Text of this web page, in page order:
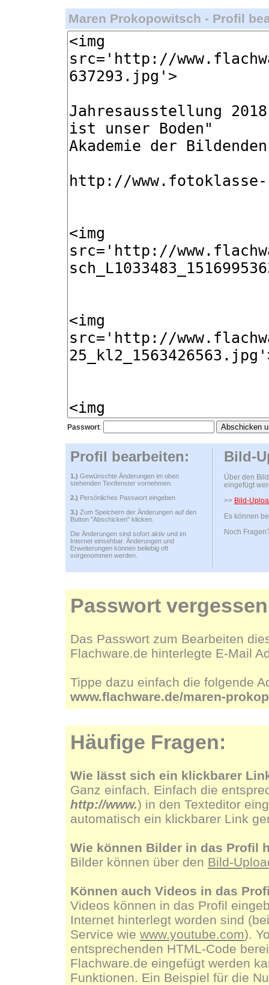
Maren Prokopowitsch - Profil
Passwort:
Profil bearbeiten:
1.) Gewünschte Änderungen im oben
stehenden Textfenster vornehmen.
2.) Persönliches Passwort eingeben
3.) Zum Speichern der Änderungen auf den
Button "Abschicken" klicken.
Die Änderungen sind sofort aktiv und im
Internet einsehbar. Änderungen und
Erweiterungen können beliebig oft
vorgenommen werden.
Bild-
Über den
eingefügt
>> Bild-
Es können
Noch
Passwort
Das Passwort zum Bearbeiten
Flachware.de hinterlegte E-Mail
Tippe dazu einfach die folgende
www.flachware.de/maren-
Häufige Fragen:
Wie lässt sich ein klickbarer
Ganz einfach. Einfach die
http://www.) in den Texteditor
automatisch ein klickbarer Link
Wie können Bilder in das Profil
Bilder können über den Bild-
Können auch Videos in das
Videos können in das Profil
Internet hinterlegt worden sind
Service wie www.youtube.com).
entsprechenden HTML-Code
Flachware.de eingefügt werden
Funktionen. Ein Beispiel für die